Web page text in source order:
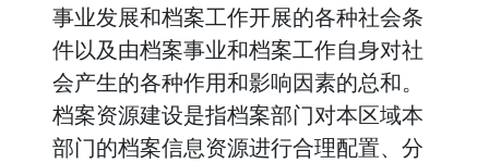
事业发展和档案工作开展的各种社会条
件以及由档案事业和档案工作自身对社
会产生的各种作用和影响因素的总和。
档案资源建设是指档案部门对本区域本
部门的档案信息资源进行合理配置、分